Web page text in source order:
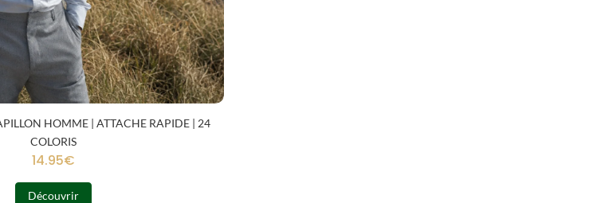
HOMME | ATTACHE RAPIDE | 24
COLORIS
14.95€
Découvrir